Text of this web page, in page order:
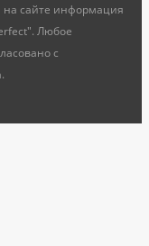
на сайте информация
Любое
с